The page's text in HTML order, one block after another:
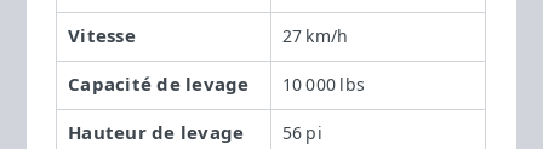
Vitesse 27 km/h
Capacité de levage 10 000 lbs
Hauteur de levage 56 pi